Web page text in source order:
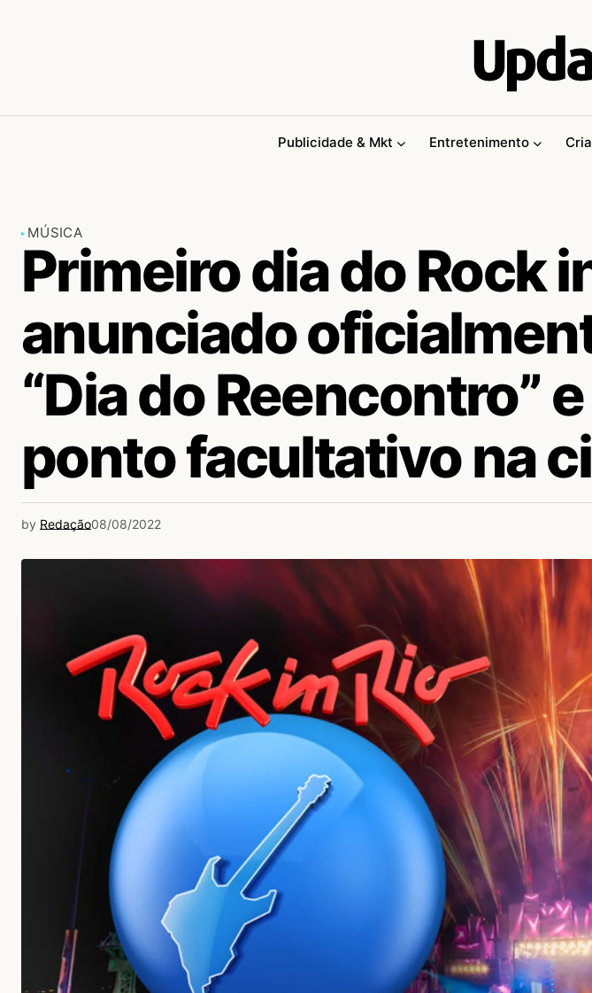
Publicidade & Mkt Entretenimento
MÚSICA
Primeiro dia do Rock
anunciado
“Dia do Reencontro”
ponto facultativo na
by Redação08/08/2022